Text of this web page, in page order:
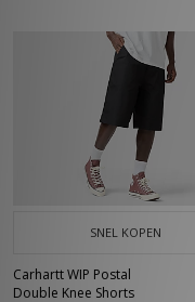
SNEL KOPEN
Carhartt WIP Postal
Double Knee Shorts